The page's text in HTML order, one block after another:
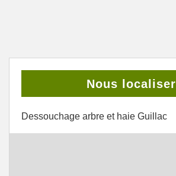
Nous localiser
Dessouchage arbre et haie Guillac